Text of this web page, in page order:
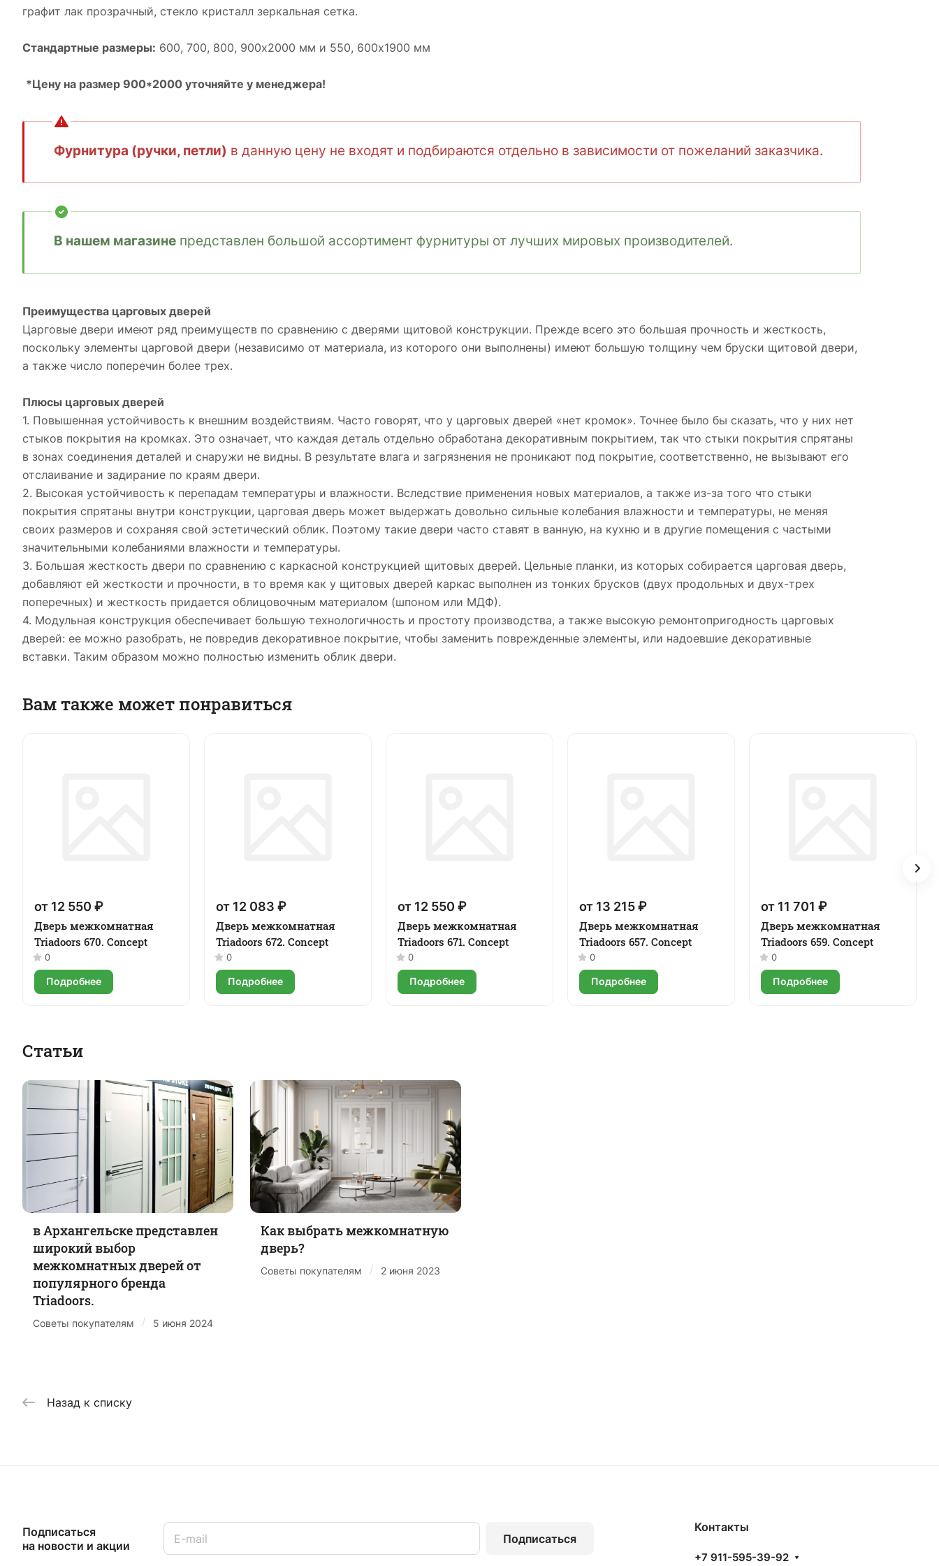
графит лак прозрачный, cтекло кристалл зеркальная сетка.
Стандартные размеры: 600, 700, 800, 900х2000 мм и 550, 600х1900 мм
*Цену на размер 900*2000 уточняйте у менеджера!
Фурнитура (ручки, петли) в данную цену не входят и подбираются отдельно в зависимости от пожеланий заказчика.
В нашем магазине представлен большой ассортимент фурнитуры от лучших мировых производителей.
Преимущества царговых дверей
Царговые двери имеют ряд преимуществ по сравнению с дверями щитовой конструкции. Прежде всего это большая прочность и жесткость,
поскольку элементы царговой двери (независимо от материала, из которого они выполнены) имеют большую толщину чем бруски щитовой двери,
а также число поперечин более трех.
Плюсы царговых дверей
1. Повышенная устойчивость к внешним воздействиям. Часто говорят, что у царговых дверей «нет кромок». Точнее было бы сказать, что у них нет
стыков покрытия на кромках. Это означает, что каждая деталь отдельно обработана декоративным покрытием, так что стыки покрытия спрятаны
в зонах соединения деталей и снаружи не видны. В результате влага и загрязнения не проникают под покрытие, соответственно, не вызывают его
отслаивание и задирание по краям двери.
2. Высокая устойчивость к перепадам температуры и влажности. Вследствие применения новых материалов, а также из-за того что стыки
покрытия спрятаны внутри конструкции, царговая дверь может выдержать довольно сильные колебания влажности и температуры, не меняя
своих размеров и сохраняя свой эстетический облик. Поэтому такие двери часто ставят в ванную, на кухню и в другие помещения с частыми
значительными колебаниями влажности и температуры.
3. Большая жесткость двери по сравнению с каркасной конструкцией щитовых дверей. Цельные планки, из которых собирается царговая дверь,
добавляют ей жесткости и прочности, в то время как у щитовых дверей каркас выполнен из тонких брусков (двух продольных и двух-трех
поперечных) и жесткость придается облицовочным материалом (шпоном или МДФ).
4. Модульная конструкция обеспечивает большую технологичность и простоту производства, а также высокую ремонтопригодность царговых
дверей: ее можно разобрать, не повредив декоративное покрытие, чтобы заменить поврежденные элементы, или надоевшие декоративные
вставки. Таким образом можно полностью изменить облик двери.
Вам также может понравиться
от 12 550 ₽
Дверь межкомнатная
Triadoors 670. Concept
0
Подробнее
от 12 083 ₽
Дверь межкомнатная
Triadoors 672. Concept
0
Подробнее
от 12 550 ₽
Дверь межкомнатная
Triadoors 671. Concept
0
Подробнее
от 13 215 ₽
Дверь межкомнатная
Triadoors 657. Concept
0
Подробнее
от 11 701 ₽
Дверь межкомнатная
Triadoors 659. Concept
0
Подробнее
Статьи
в Архангельске представлен
широкий выбор
межкомнатных дверей от
популярного бренда
Triadoors.
Советы покупателям / 5 июня 2024
Как выбрать межкомнатную
дверь?
Советы покупателям / 2 июня 2023
Назад к списку
Подписаться
на новости и акции
Подписаться
Контакты
+7 911-595-39-92